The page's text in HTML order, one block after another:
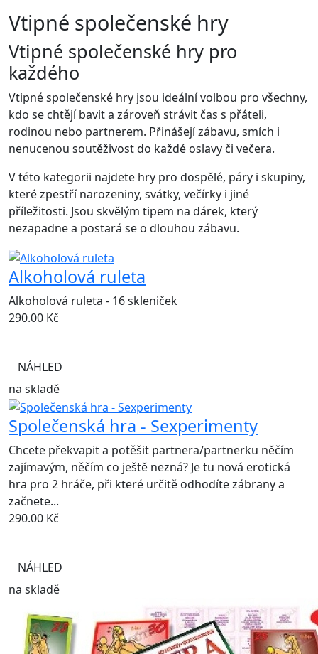
Vtipné společenské hry
Vtipné společenské hry pro
každého
Vtipné společenské hry jsou ideální volbou pro všechny,
kdo se chtějí bavit a zároveň strávit čas s přáteli,
rodinou nebo partnerem. Přinášejí zábavu, smích i
nenucenou soutěživost do každé oslavy či večera.
V této kategorii najdete hry pro dospělé, páry i skupiny,
které zpestří narozeniny, svátky, večírky i jiné
příležitosti. Jsou skvělým tipem na dárek, který
nezapadne a postará se o dlouhou zábavu.
Alkoholová ruleta
Alkoholová ruleta - 16 skleniček
290.00 Kč
NÁHLED
na skladě
Společenská hra - Sexperimenty
Chcete překvapit a potěšit partnera/partnerku něčím
zajímavým, něčím co ještě nezná? Je tu nová erotická
hra pro 2 hráče, při které určitě odhodíte zábrany a
začnete...
290.00 Kč
NÁHLED
na skladě